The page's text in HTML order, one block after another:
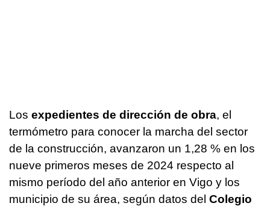
Los expedientes de dirección de obra, el
termómetro para conocer la marcha del sector
de la construcción, avanzaron un 1,28 % en los
nueve primeros meses de 2024 respecto al
mismo período del año anterior en Vigo y los
municipio de su área, según datos del Colegio